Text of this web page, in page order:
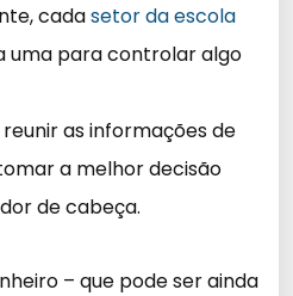
cadasetor da escola
uma para controlar algo
as informações de
a melhor decisão
de cabeça.
– que pode ser ainda